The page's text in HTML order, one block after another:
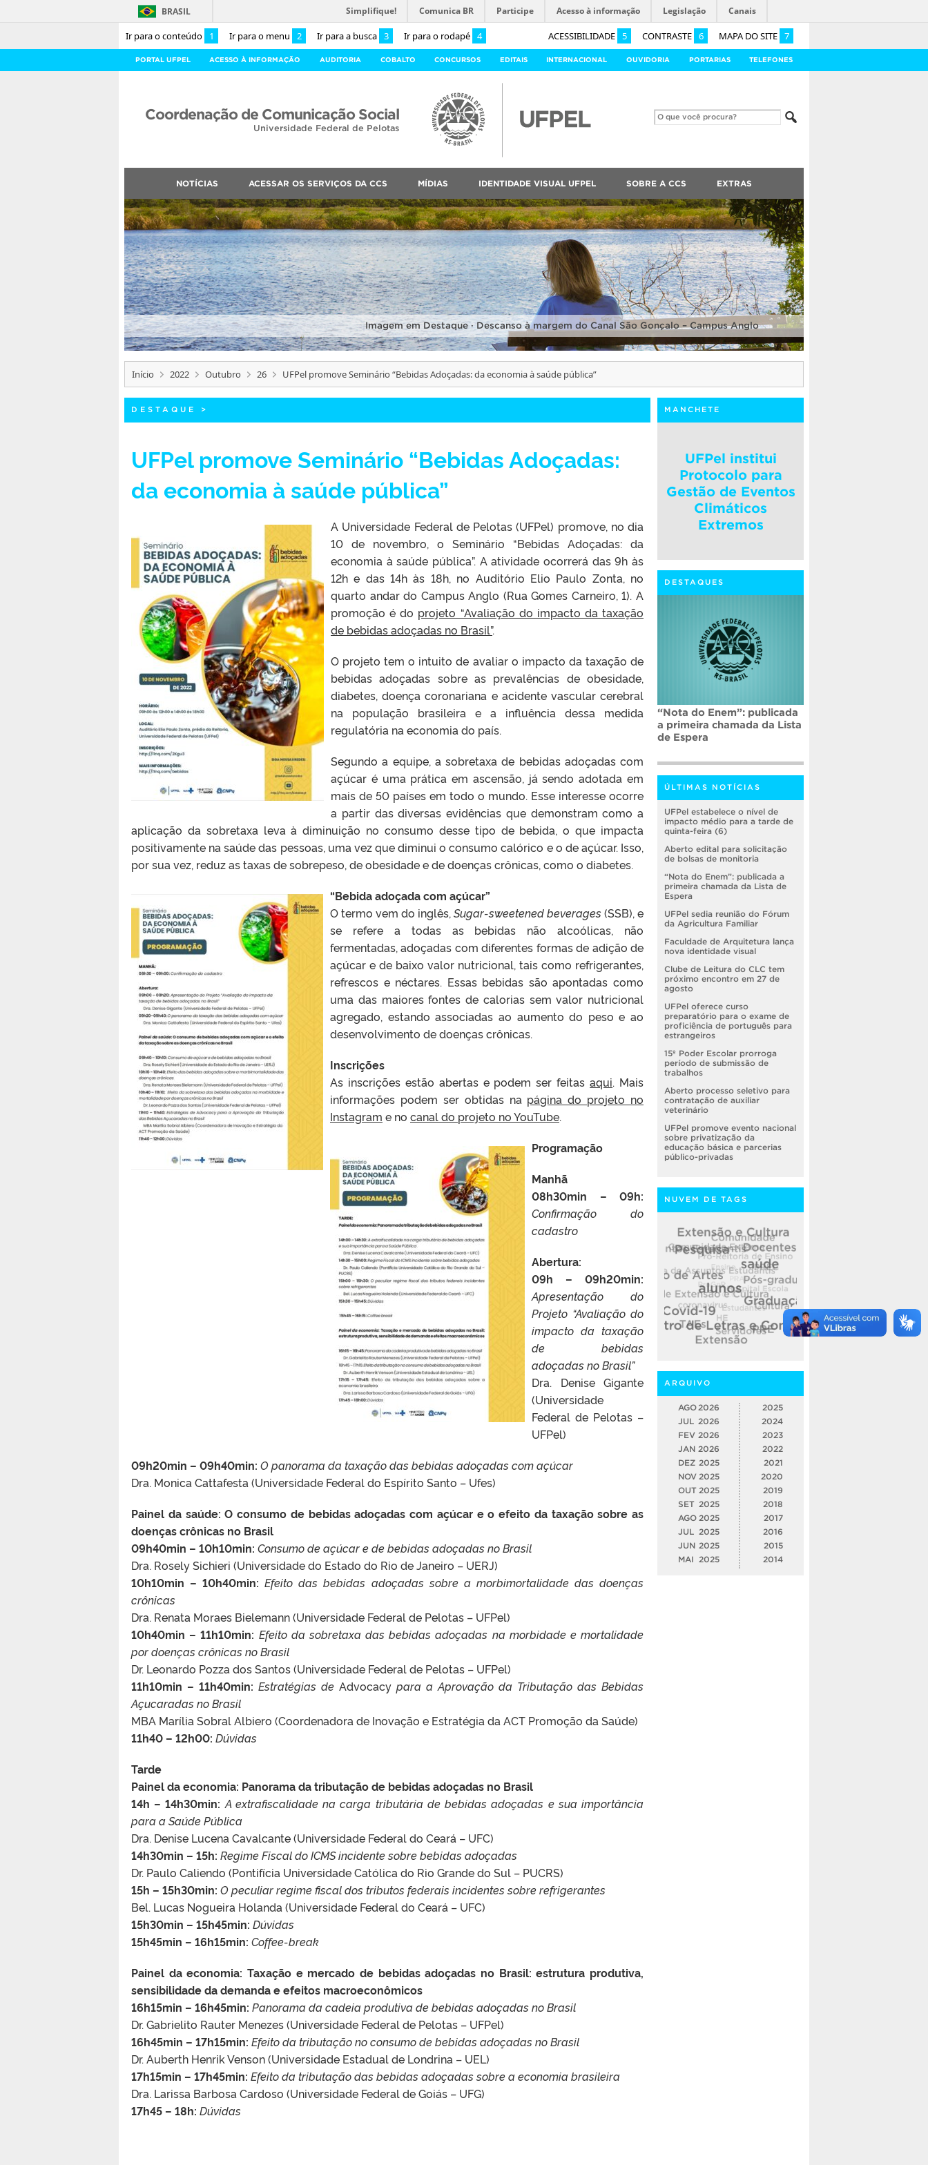
Ir para o conteúdo 1 Ir para o menu 2 Ir para a busca 3 Ir para o rodapé 4 ACESSIBILIDADE 5 CONTRASTE 6 MAPA DO SITE 7
BRASIL Simplifique! Comunica BR Participe Acesso à informação Legislação Canais
PORTAL UFPEL ACESSO À INFORMAÇÃO AUDITORIA COBALTO CONCURSOS EDITAIS INTERNACIONAL OUVIDORIA PORTARIAS TELEFONES
Coordenação de Comunicação Social
Universidade Federal de Pelotas
NOTÍCIAS ACESSAR OS SERVIÇOS DA CCS MÍDIAS IDENTIDADE VISUAL UFPEL SOBRE A CCS EXTRAS
Imagem em Destaque · Descanso à margem do Canal São Gonçalo – Campus Anglo
Início 2022 Outubro 26 UFPel promove Seminário “Bebidas Adoçadas: da economia à saúde pública”
DESTAQUE >
UFPel promove Seminário “Bebidas Adoçadas:
da economia à saúde pública”
A Universidade Federal de Pelotas (UFPel) promove, no dia
10 de novembro, o Seminário “Bebidas Adoçadas: da
economia à saúde pública”. A atividade ocorrerá das 9h às
12h e das 14h às 18h, no Auditório Elio Paulo Zonta, no
quarto andar do Campus Anglo (Rua Gomes Carneiro, 1). A
promoção é do projeto “Avaliação do impacto da taxação
de bebidas adoçadas no Brasil”.
O projeto tem o intuito de avaliar o impacto da taxação de
bebidas adoçadas sobre as prevalências de obesidade,
diabetes, doença coronariana e acidente vascular cerebral
na população brasileira e a influência dessa medida
regulatória na economia do país.
Segundo a equipe, a sobretaxa de bebidas adoçadas com
açúcar é uma prática em ascensão, já sendo adotada em
mais de 50 países em todo o mundo. Esse interesse ocorre
a partir das diversas evidências que demonstram como a
aplicação da sobretaxa leva à diminuição no consumo desse tipo de bebida, o que impacta
positivamente na saúde das pessoas, uma vez que diminui o consumo calórico e o de açúcar. Isso,
por sua vez, reduz as taxas de sobrepeso, de obesidade e de doenças crônicas, como o diabetes.
“Bebida adoçada com açúcar”
O termo vem do inglês, Sugar-sweetened beverages(SSB), e
se refere a todas as bebidas não alcoólicas, não
fermentadas, adoçadas com diferentes formas de adição de
açúcar e de baixo valor nutricional, tais como refrigerantes,
refrescos e néctares. Essas bebidas são apontadas como
uma das maiores fontes de calorias sem valor nutricional
agregado, estando associadas ao aumento do peso e ao
desenvolvimento de doenças crônicas.
Inscrições
As inscrições estão abertas e podem ser feitasaqui. Mais
informações podem ser obtidas na página do projeto no
Instagram e no canal do projeto no YouTube.
Programação
Manhã
08h30min – 09h:
Confirmação do
cadastro
Abertura:
09h – 09h20min:
Apresentação do
Projeto “Avaliação do
impacto da taxação
de bebidas
adoçadas no Brasil”
Dra. Denise Gigante
(Universidade
Federal de Pelotas –
UFPel)
09h20min – 09h40min: O panorama da taxação das bebidas adoçadas com açúcar
Dra. Monica Cattafesta (Universidade Federal do Espírito Santo – Ufes)
Painel da saúde: O consumo de bebidas adoçadas com açúcar e o efeito da taxação sobre as
doenças crônicas no Brasil
09h40min – 10h10min: Consumo de açúcar e de bebidas adoçadas no Brasil
Dra. Rosely Sichieri (Universidade do Estado do Rio de Janeiro – UERJ)
10h10min – 10h40min: Efeito das bebidas adoçadas sobre a morbimortalidade das doenças
crônicas
Dra. Renata Moraes Bielemann (Universidade Federal de Pelotas – UFPel)
10h40min – 11h10min: Efeito da sobretaxa das bebidas adoçadas na morbidade e mortalidade
por doenças crônicas no Brasil
Dr. Leonardo Pozza dos Santos (Universidade Federal de Pelotas – UFPel)
11h10min – 11h40min: Estratégias de Advocacy para a Aprovação da Tributação das Bebidas
Açucaradas no Brasil
MBA Marília Sobral Albiero (Coordenadora de Inovação e Estratégia da ACT Promoção da Saúde)
11h40 – 12h00: Dúvidas
Tarde
Painel da economia: Panorama da tributação de bebidas adoçadas no Brasil
14h – 14h30min: A extrafiscalidade na carga tributária de bebidas adoçadas e sua importância
para a Saúde Pública
Dra. Denise Lucena Cavalcante (Universidade Federal do Ceará – UFC)
14h30min – 15h: Regime Fiscal do ICMS incidente sobre bebidas adoçadas
Dr. Paulo Caliendo (Pontifícia Universidade Católica do Rio Grande do Sul – PUCRS)
15h – 15h30min: O peculiar regime fiscal dos tributos federais incidentes sobre refrigerantes
Bel. Lucas Nogueira Holanda (Universidade Federal do Ceará – UFC)
15h30min – 15h45min: Dúvidas
15h45min – 16h15min: Coffee-break
Painel da economia: Taxação e mercado de bebidas adoçadas no Brasil: estrutura produtiva,
sensibilidade da demanda e efeitos macroeconômicos
16h15min – 16h45min: Panorama da cadeia produtiva de bebidas adoçadas no Brasil
Dr. Gabrielito Rauter Menezes (Universidade Federal de Pelotas – UFPel)
16h45min – 17h15min: Efeito da tributação no consumo de bebidas adoçadas no Brasil
Dr. Auberth Henrik Venson (Universidade Estadual de Londrina – UEL)
17h15min – 17h45min: Efeito da tributação das bebidas adoçadas sobre a economia brasileira
Dra. Larissa Barbosa Cardoso (Universidade Federal de Goiás – UFG)
17h45 – 18h: Dúvidas
MANCHETE
UFPel institui
Protocolo para
Gestão de Eventos
Climáticos
Extremos
DESTAQUES
“Nota do Enem”: publicada
a primeira chamada da Lista
de Espera
ÚLTIMAS NOTÍCIAS
UFPel estabelece o nível de
impacto médio para a tarde de
quinta-feira (6)
Aberto edital para solicitação
de bolsas de monitoria
“Nota do Enem”: publicada a
primeira chamada da Lista de
Espera
UFPel sedia reunião do Fórum
da Agricultura Familiar
Faculdade de Arquitetura lança
nova identidade visual
Clube de Leitura do CLC tem
próximo encontro em 27 de
agosto
UFPel oferece curso
preparatório para o exame de
proficiência de português para
estrangeiros
15º Poder Escolar prorroga
período de submissão de
trabalhos
Aberto processo seletivo para
contratação de auxiliar
veterinário
UFPel promove evento nacional
sobre privatização da
educação básica e parcerias
público-privadas
NUVEM DE TAGS
ARQUIVO
AGO 2026
JUL 2026
FEV 2026
JAN 2026
DEZ 2025
NOV 2025
OUT 2025
SET 2025
AGO 2025
JUL
2025
JUN 2025
MAI
2025
2025
2024
2023
2022
2021
2020
2019
2018
2017
2016
2015
2014